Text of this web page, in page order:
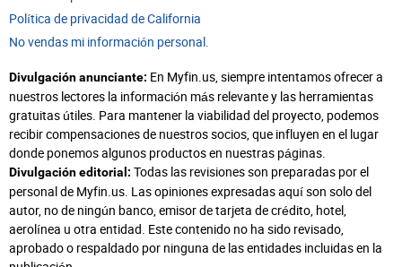
Política de privacidad de California
No vendas mi información personal.
Divulgación anunciante: En Myfin.us, siempre intentamos ofrecer a
nuestros lectores la información más relevante y las herramientas
gratuitas útiles. Para mantener la viabilidad del proyecto, podemos
recibir compensaciones de nuestros socios, que influyen en el lugar
donde ponemos algunos productos en nuestras páginas.
Divulgación editorial: Todas las revisiones son preparadas por el
personal de Myfin.us. Las opiniones expresadas aquí son solo del
autor, no de ningún banco, emisor de tarjeta de crédito, hotel,
aerolínea u otra entidad. Este contenido no ha sido revisado,
aprobado o respaldado por ninguna de las entidades incluidas en la